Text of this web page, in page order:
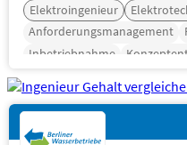
Elektroingenieur
Anforderungsmanagement
Inbetriebnahme